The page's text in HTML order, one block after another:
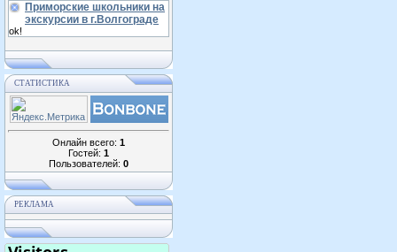
Приморские школьники на
экскурсии в г.Волгограде
ok!
СТАТИСТИКА
Онлайн всего: 1
Гостей: 1
Пользователей: 0
РЕКЛАМА